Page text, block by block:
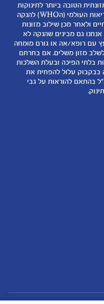
התינוק
בתינוק
הורים
הטובה ביותר לתינוקות
ותומכים באופן מלא בהמלצת ארגון הבריאות העולמי (הWHO) להנקה
לחיים ולאחר מכן שילוב מזונות
גם מבינים שהנקה לא
עם רופא/אה או גורם מומחה
לשלב מזון משלים. אם בחרתם
בלתי הפיכה ובעלת השלכות
בבקבוק עלול להפחית את
בהתאם להוראות על גבי